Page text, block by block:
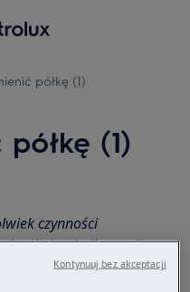
półkę (1)
(1)
czynności
i wyjmij wtyczkę
Kontynuuj bez akceptacji